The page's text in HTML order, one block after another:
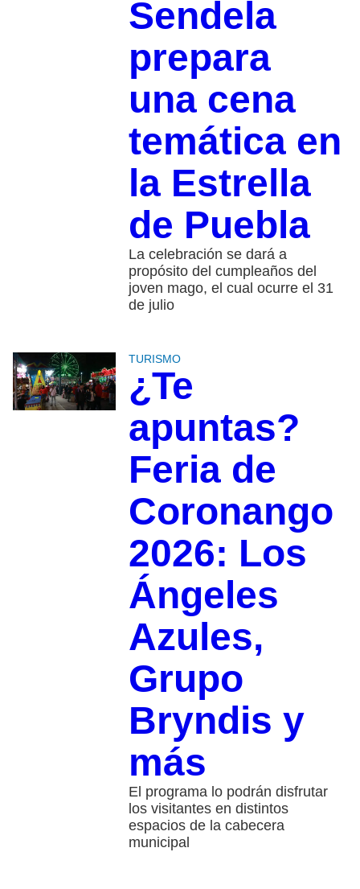
Sendela
prepara
una cena
temática en
la Estrella
de Puebla
La celebración se dará a
propósito del cumpleaños del
joven mago, el cual ocurre el 31
de julio
TURISMO
¿Te
apuntas?
Feria de
Coronango
2026: Los
Ángeles
Azules,
Grupo
Bryndis y
más
El programa lo podrán disfrutar
los visitantes en distintos
espacios de la cabecera
municipal